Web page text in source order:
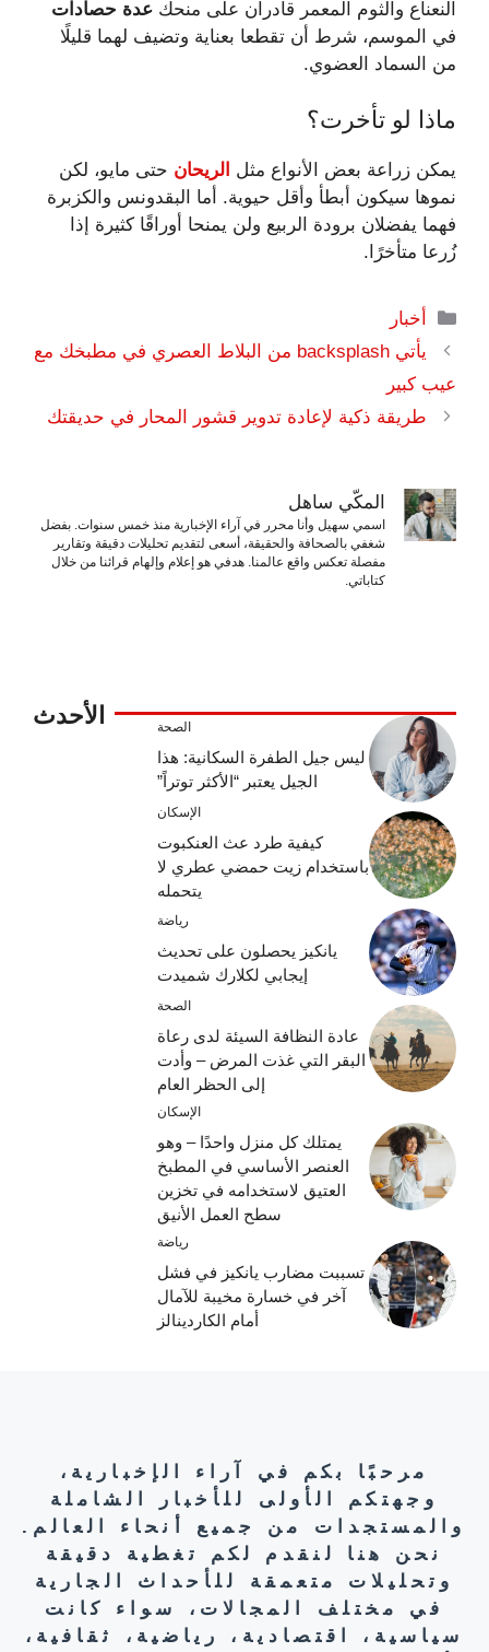
النعناع والثوم المعمر قادران على منحك عدة حصادات
في الموسم، شرط أن تقطعا بعناية وتضيف لهما قليلًا
من السماد العضوي.
ماذا لو تأخرت؟
يمكن زراعة بعض الأنواع مثل الريحان حتى مايو، لكن
نموها سيكون أبطأ وأقل حيوية. أما البقدونس والكزبرة
فهما يفضلان برودة الربيع ولن يمنحا أوراقًا كثيرة إذا
زُرعا متأخرًا.
التصنيفات
أخبار
يأتي backsplash من البلاط العصري في مطبخك مع
عيب كبير
طريقة ذكية لإعادة تدوير قشور المحار في حديقتك
المكّي ساهل
اسمي سهيل وأنا محرر في آراء الإخبارية منذ خمس سنوات. بفضل
شغفي بالصحافة والحقيقة، أسعى لتقديم تحليلات دقيقة وتقارير
مفصلة تعكس واقع عالمنا. هدفي هو إعلام وإلهام قرائنا من خلال
كتاباتي.
الأحدث الصحة
ليس جيل الطفرة السكانية: هذا
الجيل يعتبر “الأكثر توتراً”
الإسكان
كيفية طرد عث العنكبوت
باستخدام زيت حمضي عطري لا
يتحمله
رياضة
يانكيز يحصلون على تحديث
إيجابي لكلارك شميدت
الصحة
عادة النظافة السيئة لدى رعاة
البقر التي غذت المرض – وأدت
إلى الحظر العام
الإسكان
يمتلك كل منزل واحدًا – وهو
العنصر الأساسي في المطبخ
العتيق لاستخدامه في تخزين
سطح العمل الأنيق
رياضة
تسببت مضارب يانكيز في فشل
آخر في خسارة مخيبة للآمال
أمام الكاردينالز
مرحبًا بكم في آراء الإخبارية،
وجهتكم الأولى للأخبار الشاملة
والمستجدات من جميع أنحاء العالم.
نحن هنا لنقدم لكم تغطية دقيقة
وتحليلات متعمقة للأحداث الجارية
في مختلف المجالات، سواء كانت
سياسية، اقتصادية، رياضية، ثقافية،